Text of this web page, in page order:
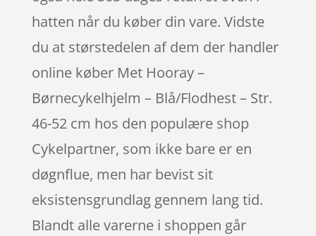
hatten når du køber din vare. Vidste
du at størstedelen af dem der handler
online køber Met Hooray –
Børnecykelhjelm – Blå/Flodhest – Str.
46-52 cm hos den populære shop
Cykelpartner, som ikke bare er en
døgnflue, men har bevist sit
eksistensgrundlag gennem lang tid.
Blandt alle varerne i shoppen går